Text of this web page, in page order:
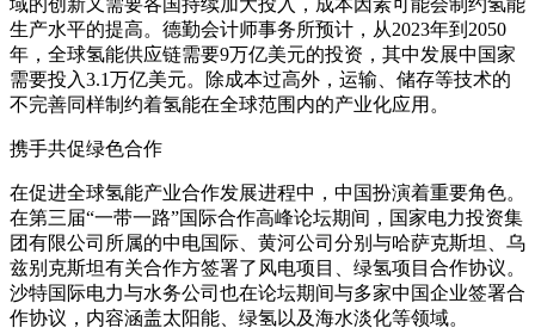
生产水平的提高。德勤会计师事务所预计，从2023年到2050
年，全球氢能供应链需要9万亿美元的投资，其中发展中国家
需要投入3.1万亿美元。除成本过高外，运输、储存等技术的
不完善同样制约着氢能在全球范围内的产业化应用。
携手共促绿色合作
在促进全球氢能产业合作发展进程中，中国扮演着重要角色。
在第三届“一带一路”国际合作高峰论坛期间，国家电力投资集
团有限公司所属的中电国际、黄河公司分别与哈萨克斯坦、乌
兹别克斯坦有关合作方签署了风电项目、绿氢项目合作协议。
沙特国际电力与水务公司也在论坛期间与多家中国企业签署合
作协议，内容涵盖太阳能、绿氢以及海水淡化等领域。